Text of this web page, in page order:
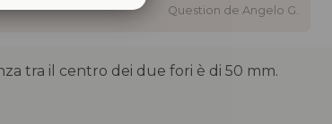
Question de Angelo G.
tra il centro dei due fori è di 50 mm.